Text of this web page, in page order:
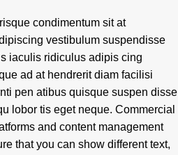
condimentum sit at
vestibulum suspendisse
iaculis ridiculus adipis cing
ad at hendrerit diam facilisi
pen atibus quisque suspen disse
lobor tis eget neque. Commercial
and content management
that you can show different text,